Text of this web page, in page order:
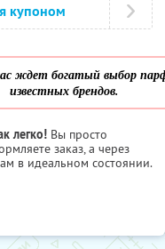
купоном
ждет богатый выбор
известных брендов.
легко! Вы просто
заказ, а через
в идеальном состоянии.